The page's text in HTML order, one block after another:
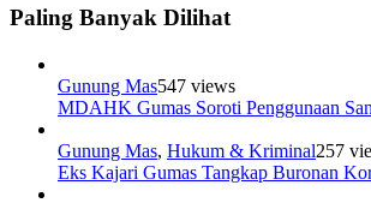
Paling Banyak Dilihat
Gunung Mas547 views
MDAHK Gumas Soroti Penggunaan
Gunung Mas, Hukum & Kriminal257
Eks Kajari Gumas Tangkap Buronan